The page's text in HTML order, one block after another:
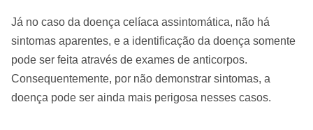
Já no caso da doença celíaca assintomática, não há
sintomas aparentes, e a identificação da doença somente
pode ser feita através de exames de anticorpos.
Consequentemente, por não demonstrar sintomas, a
doença pode ser ainda mais perigosa nesses casos.